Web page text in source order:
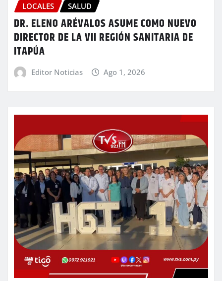
LOCALES SALUD
DR. ELENO ARÉVALOS ASUME COMO NUEVO
DIRECTOR DE LA VII REGIÓN SANITARIA DE
ITAPÚA
Editor Noticias Ago 1, 2026